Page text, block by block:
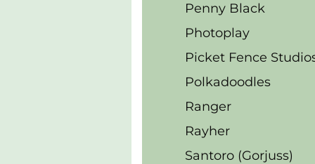
Penny Black
Photoplay
Picket Fence
Polkadoodles
Ranger
Rayher
Santoro (Gorjuss)